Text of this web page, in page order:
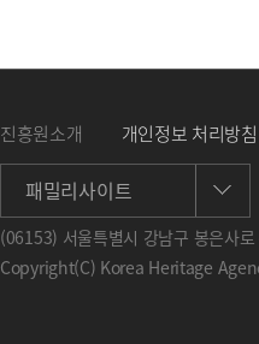
진흥원소개 개인정보 처리방침
패밀리사이트
(06153) 서울특별시 강남구 봉은사
Copyright(C) Korea Heritage